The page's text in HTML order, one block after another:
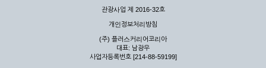
관광사업 제 2016-32호
개인정보처리방침
(주) 플러스커리어코리아
대표: 남광우
사업자등록번호 [214-88-59199]